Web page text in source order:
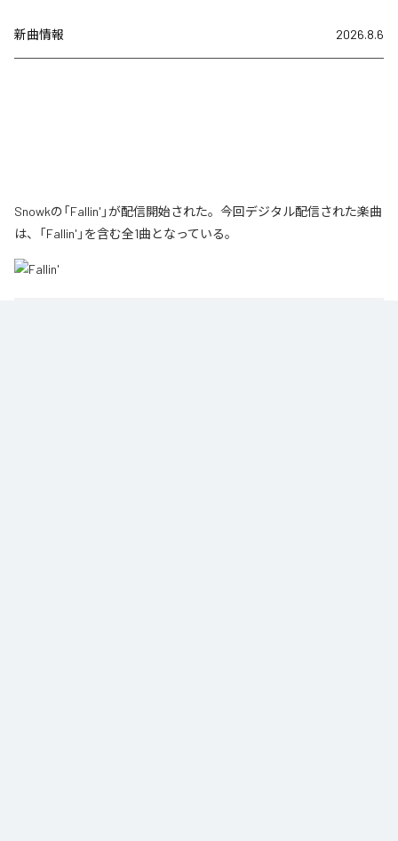
新曲情報 2026.8.6
Snowkの「Fallin'」が配信開始された。今回デジタル配信された楽曲
は、「Fallin'」を含む全1曲となっている。